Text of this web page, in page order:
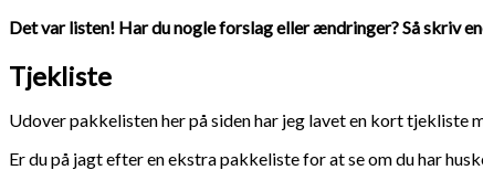
Det var listen! Har du nogle forslag eller ændringer? Så skriv
Tjekliste
Udover pakkelisten her på siden har jeg lavet en kort tjekliste
Er du på jagt efter en ekstra pakkeliste for at se om du har